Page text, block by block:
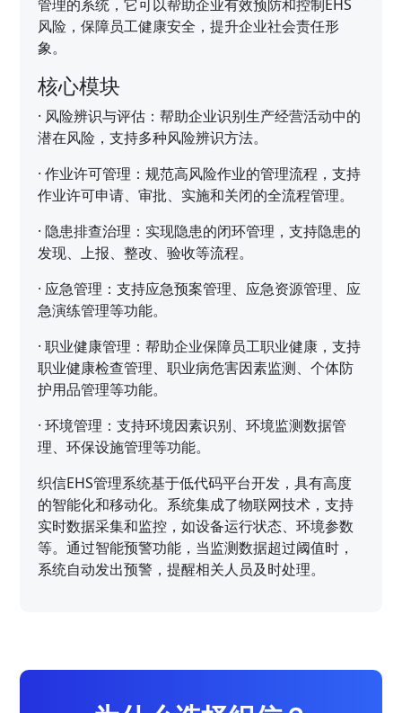
管理的系统，它可以帮助企业有效预防和控制EHS
风险，保障员工健康安全，提升企业社会责任形
象。
核心模块
· 风险辨识与评估：帮助企业识别生产经营活动中的
潜在风险，支持多种风险辨识方法。
·作业许可管理：规范高风险作业的管理流程，支持
作业许可申请、审批、实施和关闭的全流程管理。
·隐患排查治理：实现隐患的闭环管理，支持隐患的
发现、上报、整改、验收等流程。
· 应急管理：支持应急预案管理、应急资源管理、应
急演练管理等功能。
·职业健康管理：帮助企业保障员工职业健康，支持
职业健康检查管理、职业病危害因素监测、个体防
护用品管理等功能。
·环境管理：支持环境因素识别、环境监测数据管
理、环保设施管理等功能。
织信EHS管理系统基于低代码平台开发，具有高度
的智能化和移动化。系统集成了物联网技术，支持
实时数据采集和监控，如设备运行状态、环境参数
等。通过智能预警功能，当监测数据超过阈值时，
系统自动发出预警，提醒相关人员及时处理。